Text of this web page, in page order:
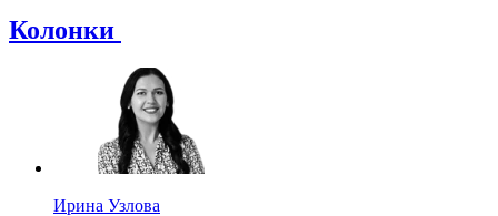
Колонки
Ирина Узлова